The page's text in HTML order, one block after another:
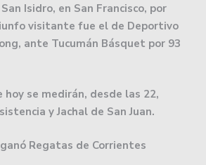
Isidro, en San Francisco, por
visitante fue el de Deportivo
ante Tucumán Básquet por 93
hoy se medirán, desde las 22,
y Jachal de San Juan.
Regatas de Corrientes